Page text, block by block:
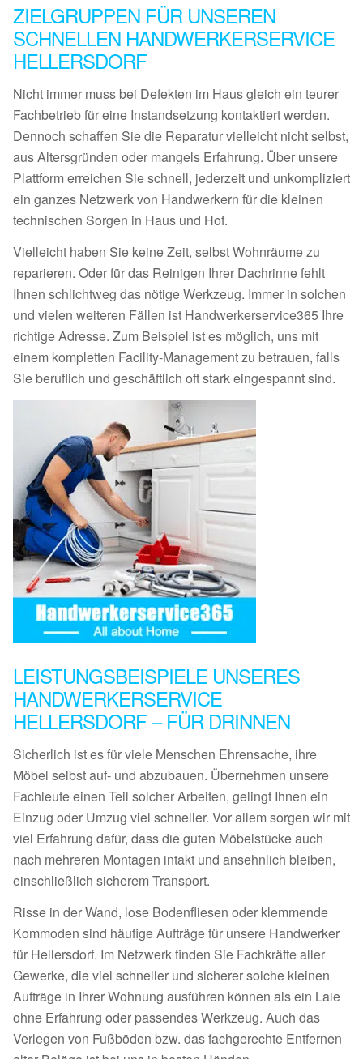
ZIELGRUPPEN FÜR UNSEREN
SCHNELLEN HANDWERKERSERVICE
HELLERSDORF
Nicht immer muss bei Defekten im Haus gleich ein teurer
Fachbetrieb für eine Instandsetzung kontaktiert werden.
Dennoch schaffen Sie die Reparatur vielleicht nicht selbst,
aus Altersgründen oder mangels Erfahrung. Über unsere
Plattform erreichen Sie schnell, jederzeit und unkompliziert
ein ganzes Netzwerk von Handwerkern für die kleinen
technischen Sorgen in Haus und Hof.
Vielleicht haben Sie keine Zeit, selbst Wohnräume zu
reparieren. Oder für das Reinigen Ihrer Dachrinne fehlt
Ihnen schlichtweg das nötige Werkzeug. Immer in solchen
und vielen weiteren Fällen ist Handwerkerservice365 Ihre
richtige Adresse. Zum Beispiel ist es möglich, uns mit
einem kompletten Facility-Management zu betrauen, falls
Sie beruflich und geschäftlich oft stark eingespannt sind.
LEISTUNGSBEISPIELE UNSERES
HANDWERKERSERVICE
HELLERSDORF – FÜR DRINNEN
Sicherlich ist es für viele Menschen Ehrensache, ihre
Möbel selbst auf- und abzubauen. Übernehmen unsere
Fachleute einen Teil solcher Arbeiten, gelingt Ihnen ein
Einzug oder Umzug viel schneller. Vor allem sorgen wir mit
viel Erfahrung dafür, dass die guten Möbelstücke auch
nach mehreren Montagen intakt und ansehnlich bleiben,
einschließlich sicherem Transport.
Risse in der Wand, lose Bodenfliesen oder klemmende
Kommoden sind häufige Aufträge für unsere Handwerker
für Hellersdorf. Im Netzwerk finden Sie Fachkräfte aller
Gewerke, die viel schneller und sicherer solche kleinen
Aufträge in Ihrer Wohnung ausführen können als ein Laie
ohne Erfahrung oder passendes Werkzeug. Auch das
Verlegen von Fußböden bzw. das fachgerechte Entfernen